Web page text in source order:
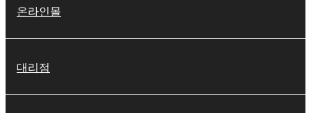
온라인몰
대리점